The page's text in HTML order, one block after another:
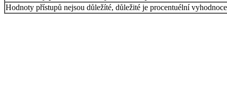
Hodnoty přístupů nejsou důležíté, důležité je procentuélní